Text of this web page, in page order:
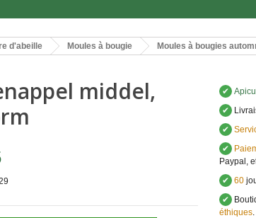
d'abeille Moules à bougie Moules à bougies
middel,
✔
✔
✔
✔
Paypal,
✔ 60
✔
éthiques.